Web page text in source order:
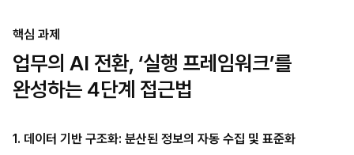
핵심 과제
업무의 AI 전환, ‘실행 프레임워크’를
완성하는 4단계 접근법
1. 데이터 기반 구조화: 분산된 정보의 자동 수집 및 표준화